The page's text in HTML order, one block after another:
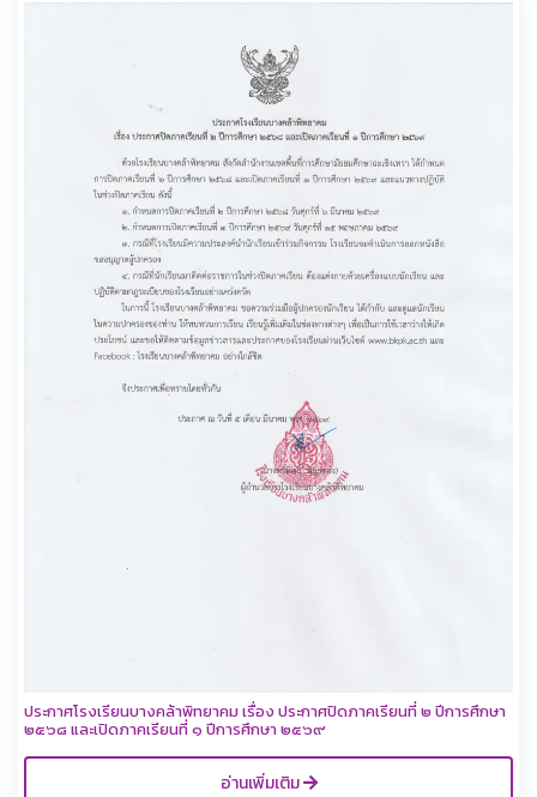
ประกาศโรงเรียนบางคล้าพิทยาคม เรื่อง ประกาศปิดภาคเรียนที่ ๒ ปีการศึกษา
๒๕๖๘ และเปิดภาคเรียนที่ ๑ ปีการศึกษา ๒๕๖๙
อ่านเพิ่มเติม